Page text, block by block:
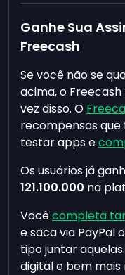
Ganhe Sua
Freecash
Se você não se
acima, o
vez disso. O
recompensas
testar apps e
Os usuários já
121.100.000 na
Vocêcompleta
e saca via PayPal
tipo juntar
digital e bem mais